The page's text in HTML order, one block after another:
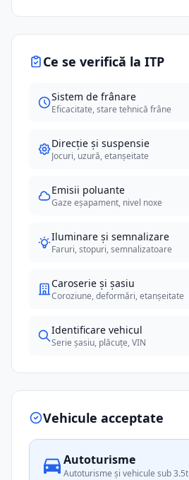
Ce se verifică la ITP
Sistem de frânare
Eficacitate, stare tehnică frâne
Direcție și suspensie
Jocuri, uzură, etanșeitate
Emisii poluante
Gaze eșapament, nivel noxe
Iluminare și semnalizare
Faruri, stopuri, semnalizatoare
Caroserie și șasiu
Coroziune, deformări, etanșeitate
Identificare vehicul
Serie șasiu, plăcuțe, VIN
Vehicule acceptate
Autoturisme
Autoturisme și vehicule sub 3.5t